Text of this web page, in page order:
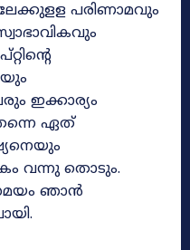
പരിണാമവും
ഇക്കാര്യം
ഏത്
വന്നു തൊടും.
ഞാൻ